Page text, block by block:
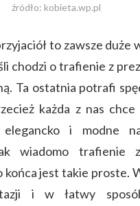
źródło: kobieta.wp.pl
to zawsze duże
chodzi o trafienie z
Ta ostatnia potrafi
każda z nas chce
elegancko i modne
wiadomo trafienie
końca jest takie proste.
i w łatwy